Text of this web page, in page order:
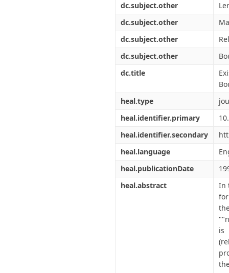
dc.subject.other
dc.subject.other
dc.subject.other
dc.subject.other
dc.title
heal.type
heal.identifier.primary
heal.identifier.secondary
heal.language
heal.publicationDate
heal.abstract
In
is